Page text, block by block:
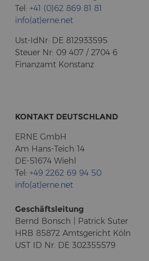
Tel: +41 (0)62 869 81 81
info(at)erne.net
Ust-​IdNr: DE 812933595
Steu­er Nr: 09 407 / 2704 6
Fi­nanz­amt Kon­stanz
KON­TAKT DEUTSCH­LAND
ERNE GmbH
Am Hans-​Teich 14
DE-51674 Wiehl
Tel: +49 2262 69 94 50
info(at)erne.net
Ge­schäfts­lei­tung
Bernd Bonsch | Pa­trick Suter
HRB 85872 Amts­ge­richt Köln
UST ID Nr. DE 302355579